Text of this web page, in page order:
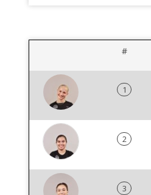
#
1
2
3